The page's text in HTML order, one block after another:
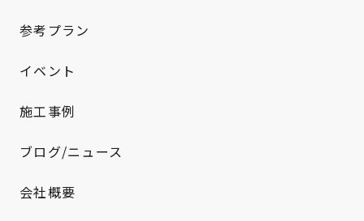
参考プラン
イベント
施工事例
ブログ/ニュース
会社概要